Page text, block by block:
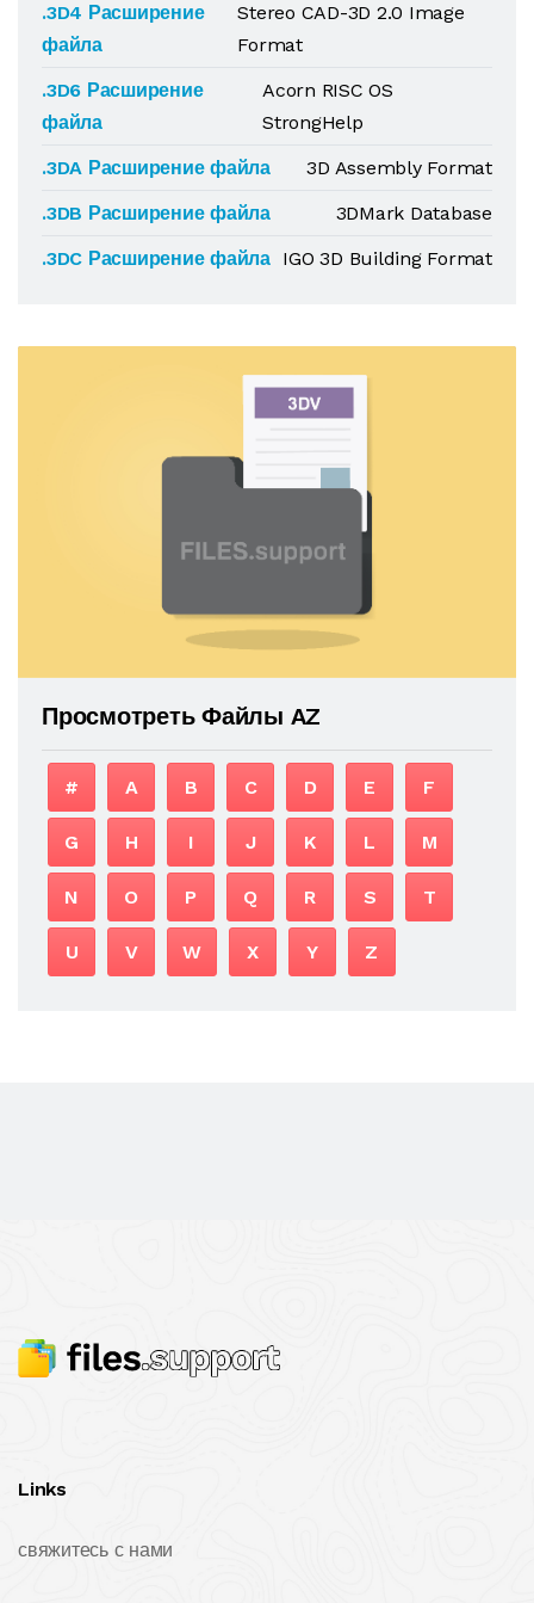
.3D4 Расширение
файла
Stereo CAD-3D 2.0 Image
Format
.3D6 Расширение
файла
Acorn RISC OS
StrongHelp
.3DA Расширение файла
3D Assembly Format
.3DB Расширение файла
3DMark Database
.3DC Расширение файла IGO 3D Building Format
Просмотреть Файлы AZ
# A B C D E F
G H I J K L M
N O P Q R S T
U V W X Y Z
Links
свяжитесь с нами